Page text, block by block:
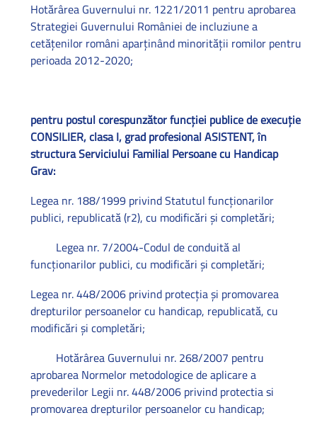
Hotărârea Guvernului nr. 1221/2011 pentru aprobarea
Strategiei Guvernului României de incluziune a
cetăţenilor români aparţinând minorităţii romilor pentru
perioada 2012-2020;
pentru postul corespunzător funcţiei publice de execuţie
CONSILIER, clasa I, grad profesional ASISTENT, în
structura Serviciului Familial Persoane cu Handicap
Grav:
Legea nr. 188/1999 privind Statutul funcţionarilor
publici, republicată (r2), cu modificări şi completări;
Legea nr. 7/2004-Codul de conduită al
funcţionarilor publici, cu modificări şi completări;
Legea nr. 448/2006 privind protecţia şi promovarea
drepturilor persoanelor cu handicap, republicată, cu
modificări şi completări;
Hotărârea Guvernului nr. 268/2007 pentru
aprobarea Normelor metodologice de aplicare a
prevederilor Legii nr. 448/2006 privind protectia si
promovarea drepturilor persoanelor cu handicap;